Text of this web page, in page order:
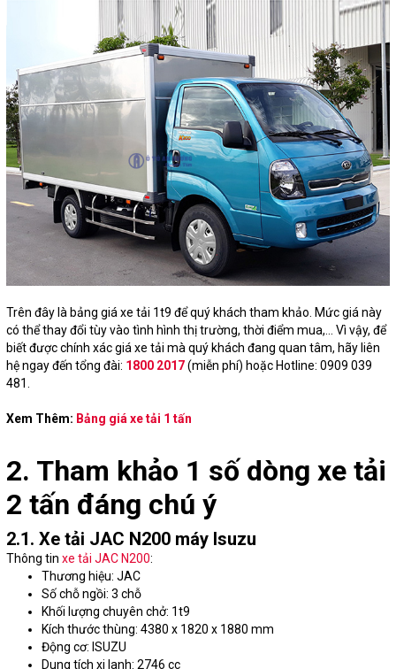
Trên đây là bảng giá xe tải 1t9 để quý khách tham khảo. Mức giá này
có thể thay đổi tùy vào tình hình thị trường, thời điểm mua,... Vì vậy, để
biết được chính xác giá xe tải mà quý khách đang quan tâm, hãy liên
hệ ngay đến tổng đài: 1800 2017(miễn phí) hoặc Hotline: 0909 039
481.
Xem Thêm: Bảng giá xe tải 1 tấn
2. Tham khảo 1 số dòng xe tải
2 tấn đáng chú ý
2.1. Xe tải JAC N200 máy Isuzu
Thông tin xe tải JAC N200:
Thương hiệu: JAC
Số chỗ ngồi: 3 chỗ
Khối lượng chuyên chở: 1t9
Kích thước thùng: 4380 x 1820 x 1880 mm
Động cơ: ISUZU
Dung tích xi lanh: 2746 cc